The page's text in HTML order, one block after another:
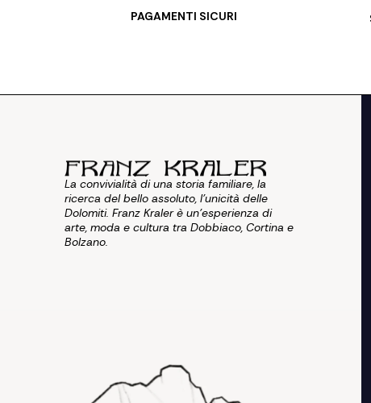
PAGAMENTI SICURI
La convivialità di una storia familiare, la
ricerca del bello assoluto, l'unicità delle
Dolomiti. Franz Kraler è un'esperienza di
arte, moda e cultura tra Dobbiaco, Cortina e
Bolzano.